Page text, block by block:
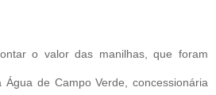
o valor das manilhas, que foram
Água de Campo Verde, concessionária